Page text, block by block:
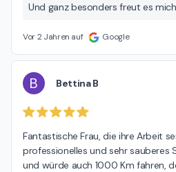
Und ganz besonders freut es
für dein Vertrauen und freue mich
Vor 2 Jahren auf Google
B Bettina B
Fantastische Frau, die ihre Arbeit
professionelles und sehr sauberes
und würde auch 1000 Km fahren,